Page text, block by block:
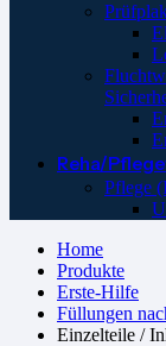
Reha/
Pflege
Home
Produkte
Erste-Hilfe
Füllungen
Einzelteile /